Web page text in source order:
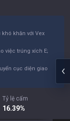
khăn với Vex
việc trúng xích E;
cục diện giao
Tỷ lệ cấm
16.39%